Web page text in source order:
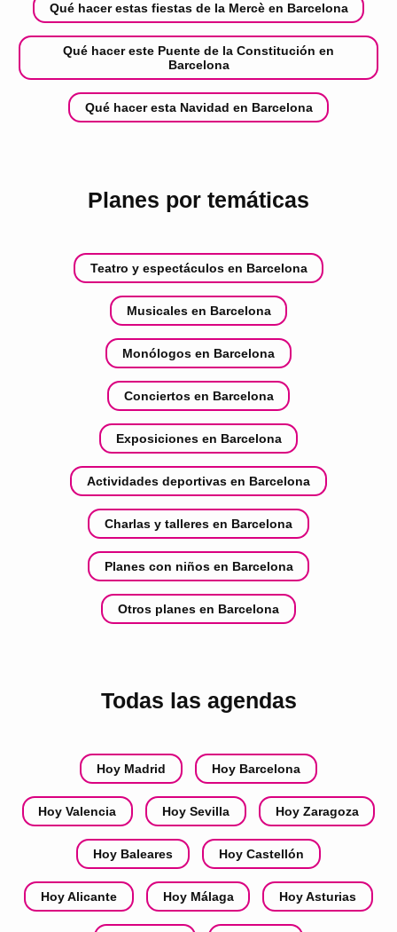
Qué hacer estas fiestas de la Mercè en Barcelona
Qué hacer este Puente de la Constitución en
Barcelona
Qué hacer esta Navidad en Barcelona
Planes por temáticas
Teatro y espectáculos en Barcelona
Musicales en Barcelona
Monólogos en Barcelona
Conciertos en Barcelona
Exposiciones en Barcelona
Actividades deportivas en Barcelona
Charlas y talleres en Barcelona
Planes con niños en Barcelona
Otros planes en Barcelona
Todas las agendas
Hoy Madrid Hoy Barcelona
Hoy Valencia Hoy Sevilla Hoy Zaragoza
Hoy Baleares Hoy Castellón
Hoy Alicante Hoy Málaga Hoy Asturias